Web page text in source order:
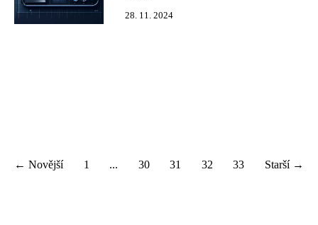
28. 11. 2024
← Novější 1 ... 30 31 32 33 Starší →